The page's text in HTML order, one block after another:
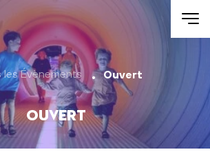
les Évènements Ouvert
Ouvert